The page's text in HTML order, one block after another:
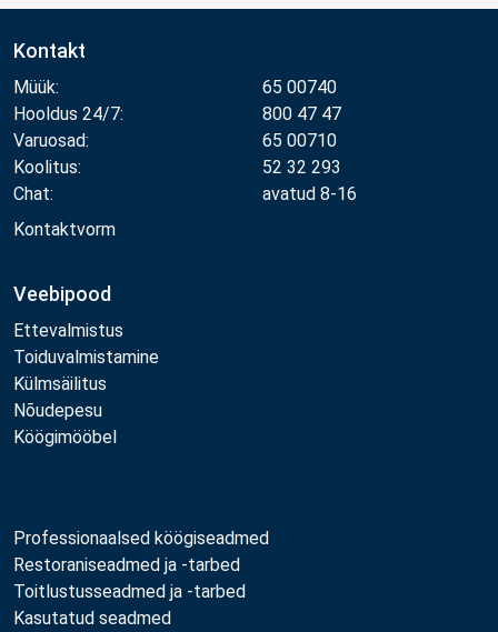
Kontakt
Müük:
65 00740
Hooldus 24/7:
800 47 47
Varuosad:
65 00710
Koolitus:
52 32 293
Chat:
avatud 8-16
Kontaktvorm
Veebipood
Ettevalmistus
Toiduvalmistamine
Külmsäilitus
Nõudepesu
Köögimööbel
Professionaalsed köögiseadmed
Restoraniseadmed ja -tarbed
Toitlustusseadmed ja -tarbed
Kasutatud seadmed